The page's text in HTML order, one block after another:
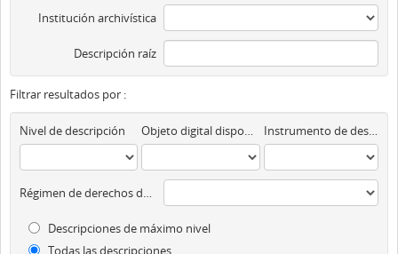
Institución archivística
Descripción raíz
Filtrar resultados por :
Nivel de descripción Objeto digital disponibles Instrumento de descripción
Régimen de derechos de autor
Descripciones de máximo nivel
Todas las descripciones